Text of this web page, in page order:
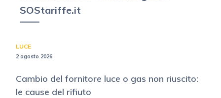
SOStariffe.it
LUCE
2 agosto 2026
Cambio del fornitore luce o gas non riuscito:
le cause del rifiuto